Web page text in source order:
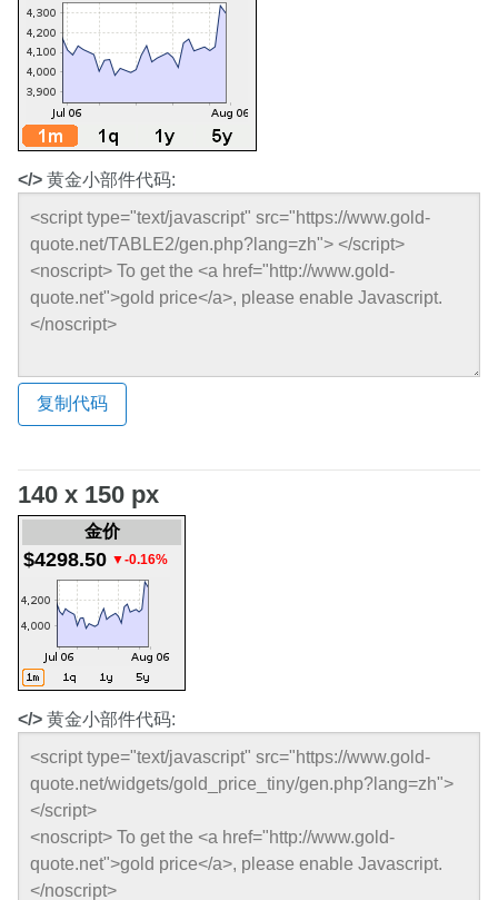
</> 黄金小部件代码:
复制代码
140 x 150 px
金价
$4298.50 ▼-0.16%
</> 黄金小部件代码: